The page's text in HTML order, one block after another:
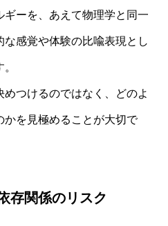
ギーを、あえて物理学と同一
感覚や体験の比喩表現とし
つけるのではなく、どのよ
かを見極めることが大切で
存関係のリスク